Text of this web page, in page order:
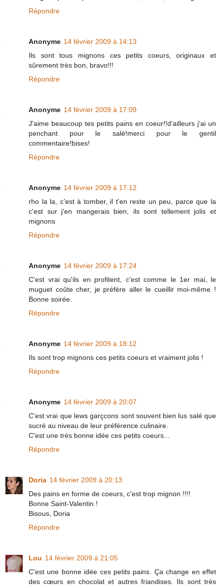
Répondre
Anonyme 14 février 2009 à 14:13
Ils sont tous mignons ces petits coeurs, originaux et
sûrement très bon, bravo!!!
Répondre
Anonyme 14 février 2009 à 17:09
J'aime beaucoup tes petits pains en coeur!!d'ailleurs j'ai un
penchant pour le salé!merci pour le gentil
commentaire!bises!
Répondre
Anonyme 14 février 2009 à 17:12
rho la la, c'est à tomber, il t'en reste un peu, parce que la
c'est sur j'en mangerais bien, ils sont tellement jolis et
mignons
Répondre
Anonyme 14 février 2009 à 17:24
C'est vrai qu'ils en profitent, c'est comme le 1er mai, le
muguet coûte cher, je préfère aller le cueillir moi-même !
Bonne soirée.
Répondre
Anonyme 14 février 2009 à 18:12
Ils sont trop mignons ces petits coeurs et vraiment jolis !
Répondre
Anonyme 14 février 2009 à 20:07
C'est vrai que lews garçcons sont souvent bien lus salé que
sucré au niveau de leur préférence culinaire.
C'est une très bonne idée ces petits coeurs...
Répondre
Doria 14 février 2009 à 20:13
Des pains en forme de coeurs, c'est trop mignon !!!!
Bonne Saint-Valentin !
Bisous, Doria
Répondre
Lou 14 février 2009 à 21:05
C'est une bonne idée ces petits pains. Ça change en effet
des cœurs en chocolat et autres friandises. Ils sont très